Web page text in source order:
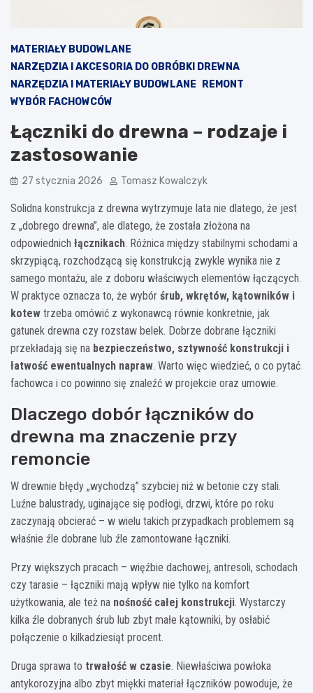
MATERIAŁY BUDOWLANE
NARZĘDZIA I AKCESORIA DO OBRÓBKI DREWNA
NARZĘDZIA I MATERIAŁY BUDOWLANE
REMONT
WYBÓR FACHOWCÓW
Łączniki do drewna – rodzaje i
zastosowanie
27 stycznia 2026 Tomasz Kowalczyk
Solidna konstrukcja z drewna wytrzymuje lata nie dlatego, że jest
z „dobrego drewna”, ale dlatego, że została złożona na
odpowiednich łącznikach. Różnica między stabilnymi schodami a
skrzypiącą, rozchodzącą się konstrukcją zwykle wynika nie z
samego montażu, ale z doboru właściwych elementów łączących.
W praktyce oznacza to, że wybór śrub, wkrętów, kątowników i
kotew trzeba omówić z wykonawcą równie konkretnie, jak
gatunek drewna czy rozstaw belek. Dobrze dobrane łączniki
przekładają się na bezpieczeństwo, sztywność konstrukcji i
łatwość ewentualnych napraw. Warto więc wiedzieć, o co pytać
fachowca i co powinno się znaleźć w projekcie oraz umowie.
Dlaczego dobór łączników do
drewna ma znaczenie przy
remoncie
W drewnie błędy „wychodzą” szybciej niż w betonie czy stali.
Luźne balustrady, uginające się podłogi, drzwi, które po roku
zaczynają obcierać – w wielu takich przypadkach problemem są
właśnie źle dobrane lub źle zamontowane łączniki.
Przy większych pracach – więźbie dachowej, antresoli, schodach
czy tarasie – łączniki mają wpływ nie tylko na komfort
użytkowania, ale też na nośność całej konstrukcji. Wystarczy
kilka źle dobranych śrub lub zbyt małe kątowniki, by osłabić
połączenie o kilkadziesiąt procent.
Druga sprawa to trwałość w czasie. Niewłaściwa powłoka
antykorozyjna albo zbyt miękki materiał łączników powoduje, że